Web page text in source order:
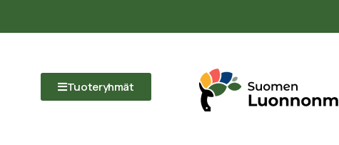
Tuoteryhmät